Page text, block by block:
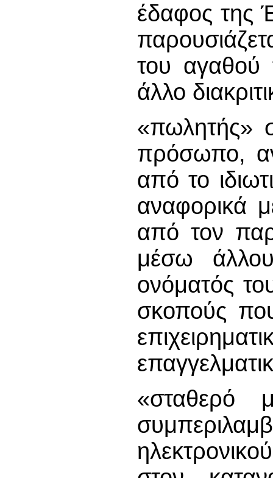
έδαφος της
του
άλλο
«πωλητής»
πρόσωπο,
από το
αναφορικά
από τον
μέσω
ονόματός
σκοπούς που
«σταθερό